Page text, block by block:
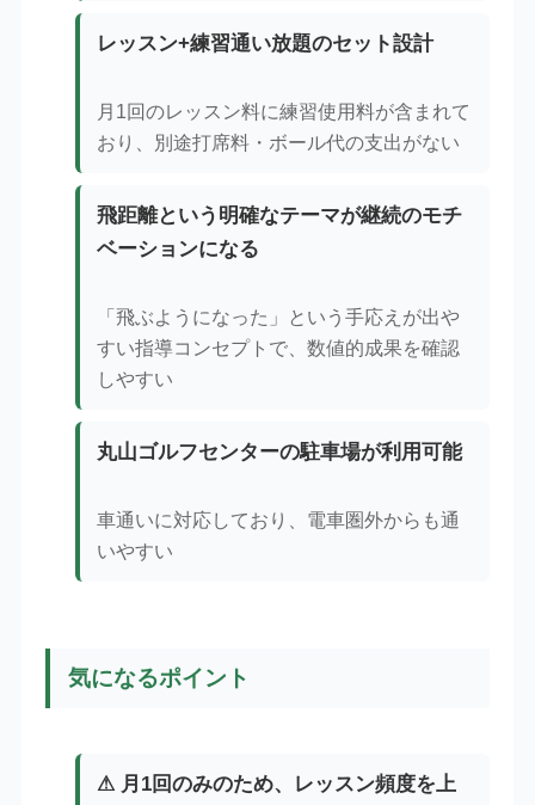
レッスン+練習通い放題のセット設計
月1回のレッスン料に練習使用料が含まれて
おり、別途打席料・ボール代の支出がない
飛距離という明確なテーマが継続のモチ
ベーションになる
「飛ぶようになった」という手応えが出や
すい指導コンセプトで、数値的成果を確認
しやすい
丸山ゴルフセンターの駐車場が利用可能
車通いに対応しており、電車圏外からも通
いやすい
気になるポイント
⚠ 月1回のみのため、レッスン頻度を上